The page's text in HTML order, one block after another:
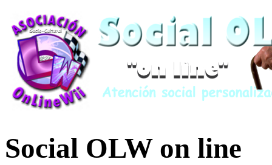
Social OLW on line